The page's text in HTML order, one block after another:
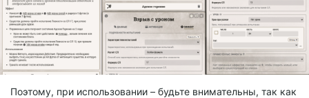
Поэтому, при использовании – будьте внимательны, так как